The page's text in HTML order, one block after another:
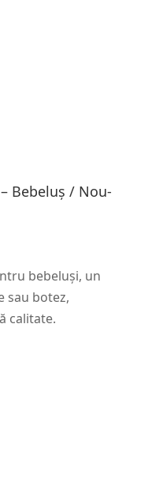
Bebeluș / Nou-
bebeluși, un
sau botez,
calitate.